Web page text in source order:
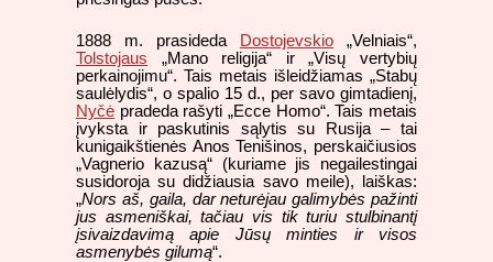
1888 m. prasideda Dostojevskio „Velniais“,
Tolstojaus „Mano religija“ ir „Visų vertybių
perkainojimu“. Tais metais išleidžiamas „Stabų
saulėlydis“, o spalio 15 d., per savo gimtadienį,
Nyčė pradeda rašyti „Ecce Homo“. Tais metais
įvyksta ir paskutinis sąlytis su Rusija – tai
kunigaikštienės Anos Tenišinos, perskaičiusios
„Vagnerio kazusą“ (kuriame jis negailestingai
susidoroja su didžiausia savo meile), laiškas:
„Nors aš, gaila, dar neturėjau galimybės pažinti
jus asmeniškai, tačiau vis tik turiu stulbinantį
įsivaizdavimą apie Jūsų minties ir visos
asmenybės gilumą“.